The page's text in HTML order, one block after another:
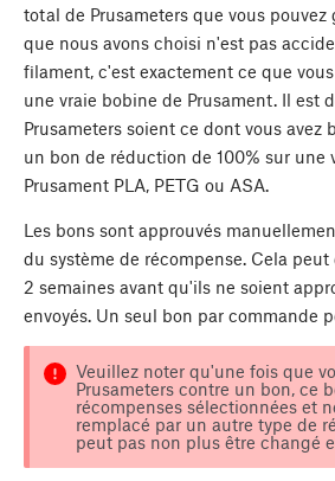
total de Prusameters que vous pouvez
que nous avons choisi n'est pas
filament, c'est exactement ce que
une vraie bobine de Prusament. Il est
Prusameters soient ce dont vous avez
un bon de réduction de 100% sur une
Prusament PLA, PETG ou ASA.
Les bons sont approuvés
du système de récompense. Cela
2 semaines avant qu'ils ne soient
envoyés. Un seul bon par commande
Veuillez noter qu'une fois que
Prusameters contre un bon, ce
récompenses sélectionnées et
remplacé par un autre type de
peut pas non plus être changé